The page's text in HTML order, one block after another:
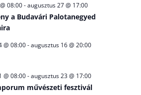
08:00-augusztus 27 @ 17:00
a Budavári Palotanegyed
@ 08:00-augusztus 16 @ 20:00
@ 08:00-augusztus 23 @ 17:00
művészeti fesztivál